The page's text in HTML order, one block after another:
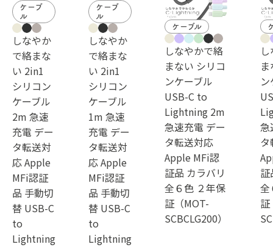
ケーブ
ル
しなやか
で絡まな
い 2in1
シリコン
ケーブル
2m 急速
充電 デー
タ転送対
応 Apple
MFi認証
品 手動切
替 USB-C
to
Lightning
ケーブ
ル
しなやか
で絡まな
い 2in1
シリコン
ケーブル
1m 急速
充電 デー
タ転送対
応 Apple
MFi認証
品 手動切
替 USB-C
to
Lightning
ケーブル
しなやかで絡
まない シリコ
ンケーブル
USB-C to
Lightning 2m
急速充電 デー
タ転送対応
Apple MFi認
証品 カラバリ
全６色 ２年保
証（MOT-
SCBCLG200）
急
タ
証
全